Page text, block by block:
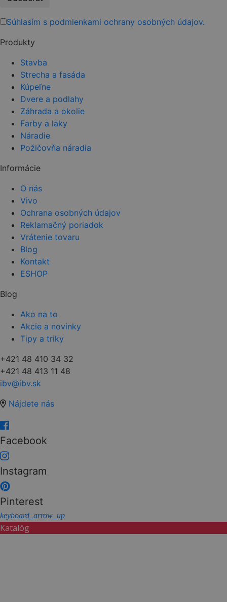
this
empty.
Súhlasím s podmienkami ochrany osobných údajov.
Produkty
Stavba
Strecha a fasáda
Kúpeľne
Dvere a podlahy
Záhrada a okolie
Farby a laky
Náradie
Požičovňa náradia
Informácie
O nás
Vivo
Ochrana osobných údajov
Reklamačný poriadok
Vrátenie tovaru
Blog
Kontakt
ESHOP
Blog
Ako na to
Akcie a novinky
Tipy a triky
+421 48 410 34 32
+421 48 413 11 48
ibv@ibv.sk
Nájdete nás
Facebook
Instagram
Pinterest
keyboard_arrow_up
Katalóg